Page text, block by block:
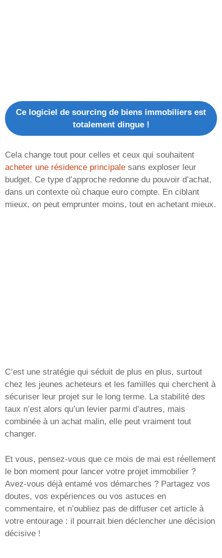
Ce logiciel de sourcing de biens immobiliers est
totalement dingue !
Cela change tout pour celles et ceux qui souhaitent
acheter une résidence principale sans exploser leur
budget. Ce type d’approche redonne du pouvoir d’achat,
dans un contexte où chaque euro compte. En ciblant
mieux, on peut emprunter moins, tout en achetant mieux.
C’est une stratégie qui séduit de plus en plus, surtout
chez les jeunes acheteurs et les familles qui cherchent à
sécuriser leur projet sur le long terme. La stabilité des
taux n’est alors qu’un levier parmi d’autres, mais
combinée à un achat malin, elle peut vraiment tout
changer.
Et vous, pensez-vous que ce mois de mai est réellement
le bon moment pour lancer votre projet immobilier ?
Avez-vous déjà entamé vos démarches ? Partagez vos
doutes, vos expériences ou vos astuces en
commentaire, et n’oubliez pas de diffuser cet article à
votre entourage : il pourrait bien déclencher une décision
décisive !